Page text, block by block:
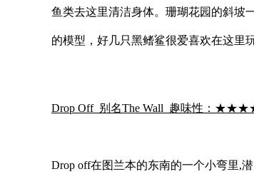
鱼类去这里清洁身体。珊瑚花园的斜坡
的模型，好几只黑鳍鲨很爱喜欢在这里
Drop Off 别名The Wall 趣味性：
Drop off在图兰本的东南的一个小弯里,